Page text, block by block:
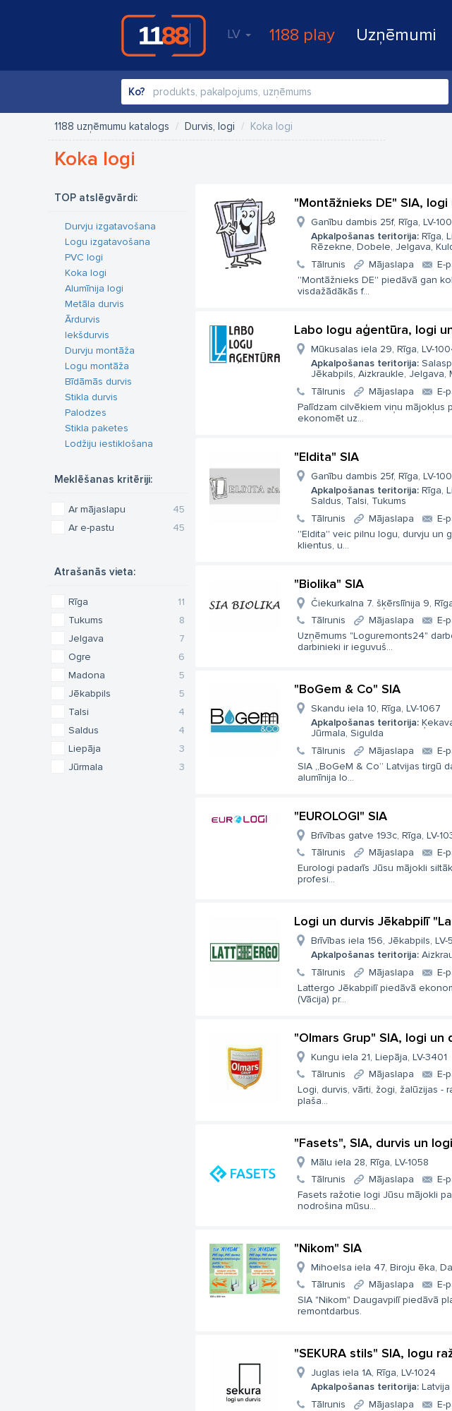
LV 1188 play Uzņēmumi
Ko?
1188 uzņēmumu katalogs Durvis, logi Koka logi
Koka logi
TOP atslēgvārdi:
Durvju izgatavošana
Logu izgatavošana
PVC logi
Koka logi
Alumīnija logi
Metāla durvis
Ārdurvis
Iekšdurvis
Durvju montāža
Logu montāža
Bīdāmās durvis
Stikla durvis
Palodzes
Stikla paketes
Lodžiju iestiklošana
Meklēšanas kritēriji:
45
Ar mājaslapu
45
Ar e-pastu
Atrašanās vieta:
11
Rīga
8
Tukums
7
Jelgava
6
Ogre
5
Madona
5
Jēkabpils
4
Talsi
4
Saldus
3
Liepāja
3
Jūrmala
"Montāžnieks DE" SIA, logi
Ganību dambis 25f, Rīga, LV-
Apkalpošanas teritorija: Rīga,
Rēzekne, Dobele, Jelgava,
Tālrunis
Mājaslapa
E-
''Montāžnieks DE'' piedāvā gan
visdažādākās f...
Labo logu aģentūra, logi
Mūkusalas iela 29, Rīga, LV-
Apkalpošanas teritorija:
Jēkabpils, Aizkraukle, Jelgava,
Tālrunis
Mājaslapa
E-
Palīdzam cilvēkiem viņu mājokļus
ekonomēt uz...
"Eldita" SIA
Ganību dambis 25f, Rīga, LV-
Apkalpošanas teritorija: Rīga,
Saldus, Talsi, Tukums
Tālrunis
Mājaslapa
E-
''Eldita'' veic pilnu logu, durvju un
klientus, u...
"Biolika" SIA
Čiekurkalna 7. šķērslīnija 9,
Tālrunis
Mājaslapa
E-
Uzņēmums "Loguremonts24"
darbinieki ir ieguvuš...
"BoGem & Co" SIA
Skandu iela 10, Rīga, LV-1067
Apkalpošanas teritorija:
Jūrmala, Sigulda
Tālrunis
Mājaslapa
E-
SIA „BoGeM & Co” Latvijas tirgū
alumīnija lo...
"EUROLOGI" SIA
Brīvības gatve 193c, Rīga, LV-
Tālrunis
Mājaslapa
E-
Eurologi padarīs Jūsu mājokli
profesi...
Logi un durvis Jēkabpilī
Brīvības iela 156, Jēkabpils, LV-
Apkalpošanas teritorija:
Tālrunis
Mājaslapa
E-
Lattergo Jēkabpilī piedāvā
(Vācija) pr...
"Olmars Grup" SIA, logi un
Kungu iela 21, Liepāja, LV-3401
Tālrunis
Mājaslapa
E-
Logi, durvis, vārti, žogi, žalūzijas -
plaša...
"Fasets", SIA, durvis un logi
Mālu iela 28, Rīga, LV-1058
Tālrunis
Mājaslapa
E-
Fasets ražotie logi Jūsu mājokli
nodrošina mūsu...
"Nikom" SIA
Mihoelsa iela 47, Biroju ēka,
Tālrunis
Mājaslapa
E-
SIA "Nikom" Daugavpilī piedāvā
remontdarbus.
"SEKURA stils" SIA, logu
Juglas iela 1A, Rīga, LV-1024
Apkalpošanas teritorija: Latvija
Tālrunis
Mājaslapa
E-